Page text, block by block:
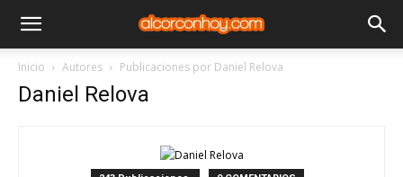
Inicio Autores Publicaciones por Daniel Relova
Daniel Relova